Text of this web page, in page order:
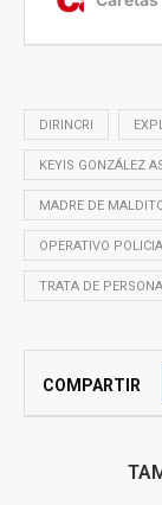
DIRINCRI
KEYIS GONZÁLEZ
MADRE DE
OPERATIVO
TRATA DE
COMPARTIR